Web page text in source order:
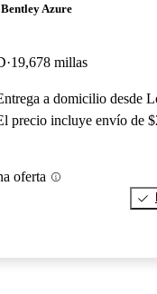
Azure
19,678 millas
a domicilio desde
precio incluye envío de
oferta